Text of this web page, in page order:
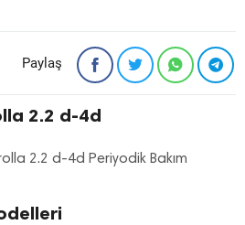
Paylaş
2.2 d-4d
2.2 d-4d Periyodik Bakım